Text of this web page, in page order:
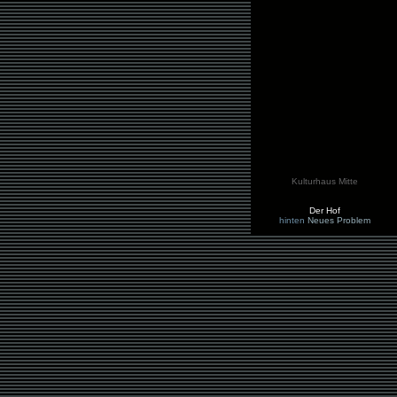
Kulturhaus Mitte
Der Hof
hinten Neues Problem